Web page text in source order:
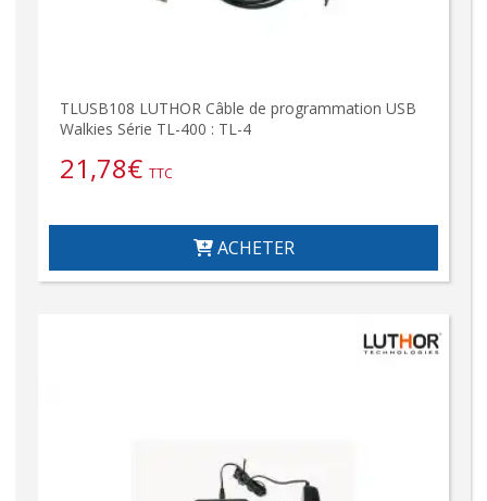
TLUSB108 LUTHOR Câble de programmation USB
Walkies Série TL-400 : TL-4
21,78€ TTC
ACHETER